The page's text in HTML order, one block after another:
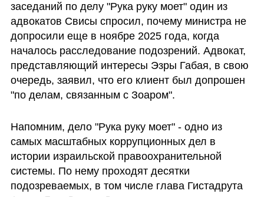
заседаний по делу "Рука руку моет" один из
адвокатов Свисы спросил, почему министра не
допросили еще в ноябре 2025 года, когда
началось расследование подозрений. Адвокат,
представляющий интересы Эзры Габая, в свою
очередь, заявил, что его клиент был допрошен
"по делам, связанным с Зоаром".
Напомним, дело "Рука руку моет" - одно из
самых масштабных коррупционных дел в
истории израильской правоохранительной
системы. По нему проходят десятки
подозреваемых, в том числе глава Гистадрута